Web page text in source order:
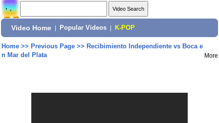
Video Home Popular Videos K-POP
Home>> Previous Page>> Recibimiento Independiente vs Boca e
n Mar del Plata
More